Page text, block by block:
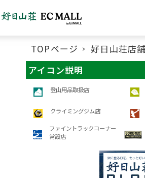
TOPページ 好日山荘店
アイコン説明
登山用品取扱店
クライミングジム店
ファイントラックコーナー
常設店